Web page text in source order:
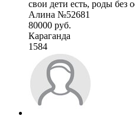
свои дети есть, роды без
Алина №52681
80000 руб.
Караганда
1584